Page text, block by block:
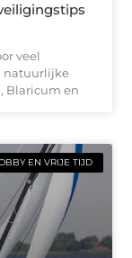
veel
natuurlijke
Blaricum en
EN VRIJE TIJD